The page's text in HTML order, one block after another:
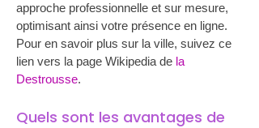
approche professionnelle et sur mesure,
optimisant ainsi votre présence en ligne.
Pour en savoir plus sur la ville, suivez ce
lien vers la page Wikipedia de la
Destrousse.
Quels sont les avantages de